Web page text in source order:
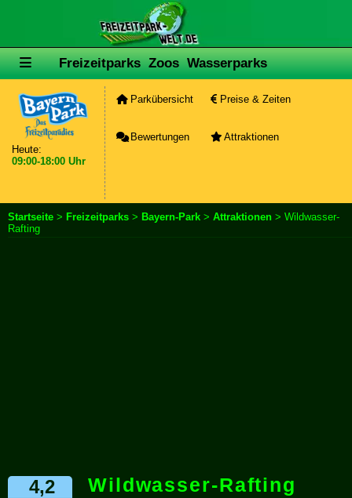
Freizeitparks Zoos Wasserparks
Heute:
09:00-18:00 Uhr
Parkübersicht Preise & Zeiten
Bewertungen Attraktionen
Startseite > Freizeitparks > Bayern-Park > Attraktionen > Wildwasser-
Rafting
4,2 Wildwasser-Rafting